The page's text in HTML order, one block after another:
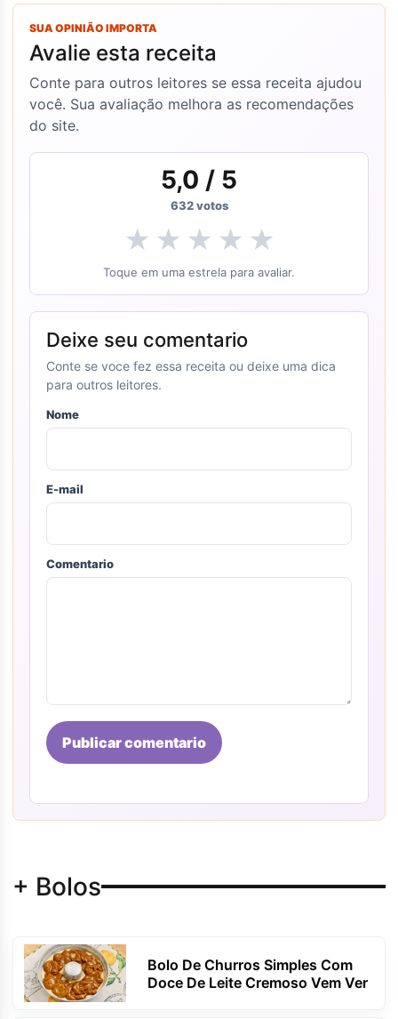
SUA OPINIÃO IMPORTA
Avalie esta receita
Conte para outros leitores se essa receita ajudou
você. Sua avaliação melhora as recomendações
do site.
5,0 / 5
632votos
★ ★ ★ ★ ★
Toque em uma estrela para avaliar.
Deixe seu comentario
Conte se voce fez essa receita ou deixe uma dica
para outros leitores.
Nome
E-mail
Comentario
Publicar comentario
+ Bolos
Bolo De Churros Simples Com
Doce De Leite Cremoso Vem Ver